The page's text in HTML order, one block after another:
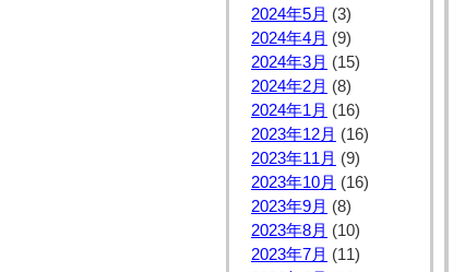
2024年5月 (3)
2024年4月 (9)
2024年3月 (15)
2024年2月 (8)
2024年1月 (16)
2023年12月 (16)
2023年11月 (9)
2023年10月 (16)
2023年9月 (8)
2023年8月 (10)
2023年7月 (11)